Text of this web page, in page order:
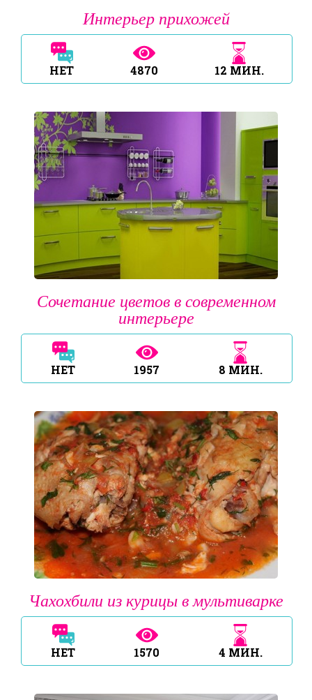
Интерьер прихожей
НЕТ 4870 12 МИН.
Сочетание цветов в современном
интерьере
НЕТ 1957 8 МИН.
Чахохбили из курицы в мультиварке
НЕТ 1570 4 МИН.